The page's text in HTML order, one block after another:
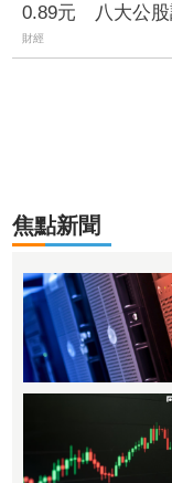
0.89元 八大公股
財經
焦點新聞